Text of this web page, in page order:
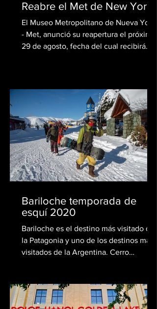
Reabre el Met de New York
El Museo Metropolitano de Nueva York
- Met, anunció su reapertura el próximo
29 de agosto, fecha del cual recibirá
Bariloche temporada de
esquí 2020
Bariloche es el destino más visitado de
la Patagonia y uno de los destinos más
visitados de la Argentina. Cerro